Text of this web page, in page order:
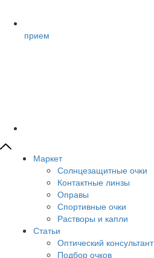
прием
Маркет
Солнцезащитные очки
Контактные линзы
Оправы
Спортивные очки
Растворы и капли
Статьи
Оптический консультант
Подбор очков